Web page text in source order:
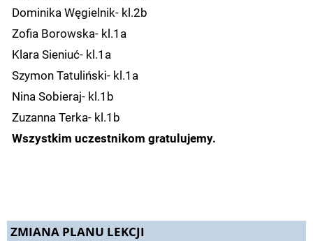
Dominika Węgielnik- kl.2b
Zofia Borowska- kl.1a
Klara Sieniuć- kl.1a
Szymon Tatuliński- kl.1a
Nina Sobieraj- kl.1b
Zuzanna Terka- kl.1b
Wszystkim uczestnikom gratulujemy.
ZMIANA PLANU LEKCJI